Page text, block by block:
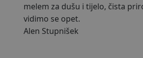
melem za dušu i tijelo, čista
vidimo se opet.
Alen Stupnišek